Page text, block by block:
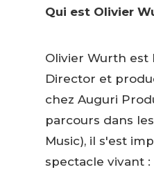
Qui est Olivier
Olivier Wurth est
Director et
chez Auguri
parcours dans
Music), il s'est
spectacle vivant